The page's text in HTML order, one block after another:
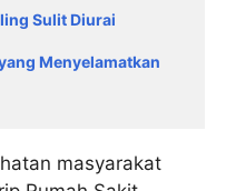
Sulit Diurai
Menyelamatkan
masyarakat